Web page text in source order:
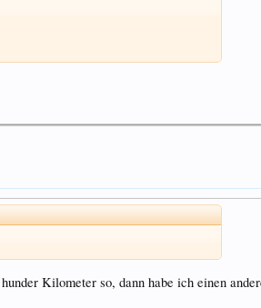
Kilometer so, dann habe ich einen